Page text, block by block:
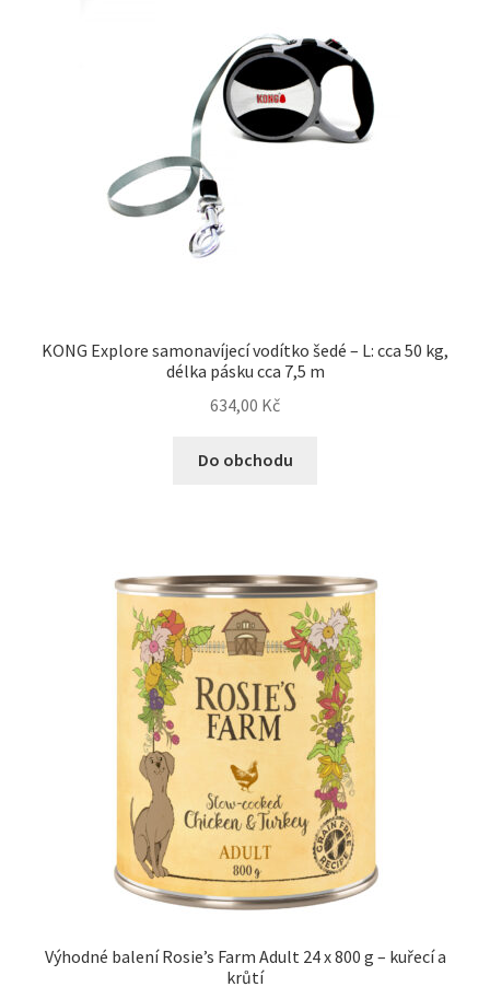
KONG Explore samonavíjecí vodítko šedé – L: cca 50 kg,
délka pásku cca 7,5 m
634,00 Kč
Do obchodu
Výhodné balení Rosie’s Farm Adult 24 x 800 g – kuřecí a
krůtí